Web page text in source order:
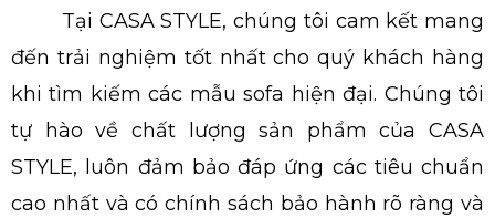
Tại CASA STYLE, chúng tôi cam kết mang
đến trải nghiệm tốt nhất cho quý khách hàng
khi tìm kiếm các mẫu sofa hiện đại. Chúng tôi
tự hào về chất lượng sản phẩm của CASA
STYLE, luôn đảm bảo đáp ứng các tiêu chuẩn
cao nhất và có chính sách bảo hành rõ ràng và